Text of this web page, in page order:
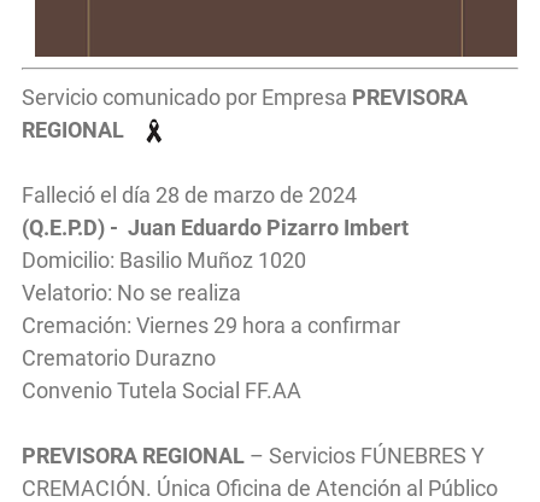
Servicio comunicado por Empresa PREVISORA
REGIONAL
Falleció el día 28 de marzo de 2024
(Q.E.P.D) - Juan Eduardo Pizarro Imbert
Domicilio: Basilio Muñoz 1020
Velatorio: No se realiza
Cremación: Viernes 29 hora a confirmar
Crematorio Durazno
Convenio Tutela Social FF.AA
PREVISORA REGIONAL – Servicios FÚNEBRES Y
CREMACIÓN. Única Oficina de Atención al Público